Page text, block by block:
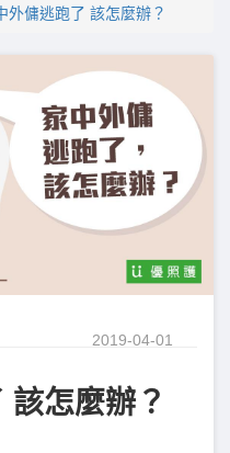
外傭逃跑了 該怎麼辦？
2019-04-01
該怎麼辦？